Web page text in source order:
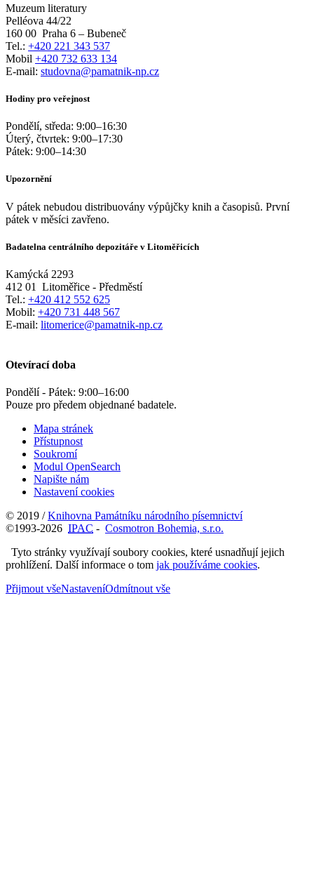
Muzeum literatury
Pelléova 44/22
160 00 Praha 6 – Bubeneč
Tel.: +420 221 343 537
Mobil +420 732 633 134
E-mail: studovna@pamatnik-np.cz
Hodiny pro veřejnost
Pondělí, středa: 9:00–16:30
Úterý, čtvrtek: 9:00–17:30
Pátek: 9:00–14:30
Upozornění
V pátek nebudou distribuovány výpůjčky knih a časopisů. První
pátek v měsíci zavřeno.
Badatelna centrálního depozitáře v Litoměřicích
Kamýcká 2293
412 01
Litoměřice - Předměstí
Tel.: +420 412 552 625
Mobil: +420 731 448 567
E-mail: litomerice@pamatnik-np.cz
Otevírací doba
Pondělí - Pátek: 9:00–16:00
Pouze pro předem objednané badatele.
Mapa stránek
Přístupnost
Soukromí
Modul OpenSearch
Napište nám
Nastavení cookies
© 2019 /Knihovna Památníku národního písemnictví
©1993-2026 IPAC - Cosmotron Bohemia, s.r.o.
Tyto stránky využívají soubory cookies, které usnadňují jejich
prohlížení. Další informace o tom jak používáme cookies.
Přijmout všeNastaveníOdmítnout vše